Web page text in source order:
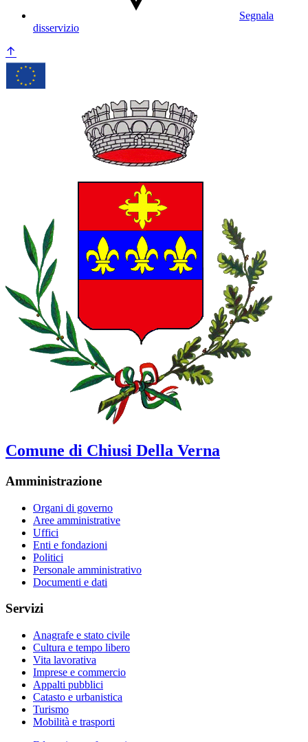
Segnala
disservizio
Comune di Chiusi Della Verna
Amministrazione
Organi di governo
Aree amministrative
Uffici
Enti e fondazioni
Politici
Personale amministrativo
Documenti e dati
Servizi
Anagrafe e stato civile
Cultura e tempo libero
Vita lavorativa
Imprese e commercio
Appalti pubblici
Catasto e urbanistica
Turismo
Mobilità e trasporti